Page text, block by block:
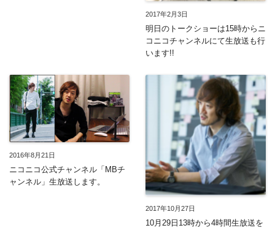
2017年2月3日
明日のトークショーは15時からニ
コニコチャンネルにて生放送も行
います!!
2016年8月21日
ニコニコ公式チャンネル「MBチ
ャンネル」生放送します。
2017年10月27日
10月29日13時から4時間生放送を